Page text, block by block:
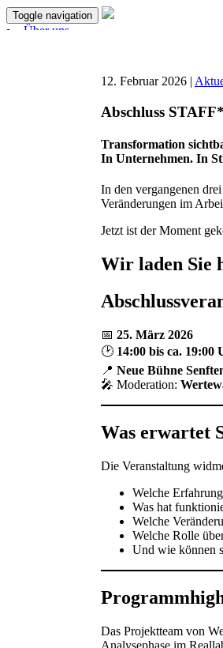
Toggle navigation
Über uns
Förderer & Partner12. Februar 2026 |
Abschluss
Transformation
In Unternehmen. In
In den vergangenen
Veränderungen im
Jetzt ist der Moment
Wir laden Sie
📅 25. März 2026
🕑 14:00 bis ca. 19:00
📍 Neue Bühne
🎤 Moderation:
Was erwartet
Die Veranstaltung
Welche
Was hat
Welche
Welche Rolle
Und wie können
Das Projektteam von
Analysephase im